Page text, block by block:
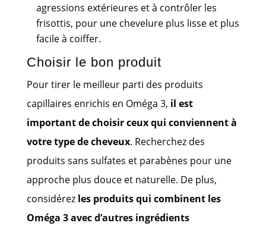
agressions extérieures et à contrôler les
frisottis, pour une chevelure plus lisse et plus
facile à coiffer.
Choisir le bon produit
Pour tirer le meilleur parti des produits
capillaires enrichis en Oméga 3, il est
important de choisir ceux qui conviennent à
votre type de cheveux. Recherchez des
produits sans sulfates et parabènes pour une
approche plus douce et naturelle. De plus,
considérez les produits qui combinent les
Oméga 3 avec d’autres ingrédients